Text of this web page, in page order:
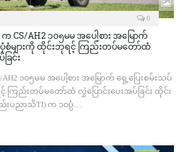
0
CS/AH2 ၁၀၅မမ အပေါ့စား အမြောက်
ပုံစံများကို ထိုင်းဘုရင့် ကြည်းတပ်မတော်ထံ
ြင်း
AH2 ၁၀၅မမ အပေါ့စား အမြောက် ရှေ့ပြေးစမ်းသပ်
ကြည်းတပ်မတော်ထံ လွှဲပြောင်းပေးအပ်ခြင်း ထိုင်း
ပညာသိTI) က ၁၀ပ္ပံ…